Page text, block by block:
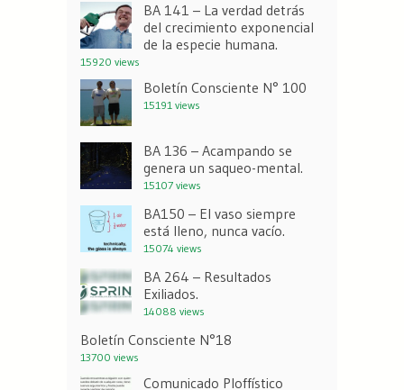
BA 141 – La verdad detrás
del crecimiento exponencial
de la especie humana.
15920 views
Boletín Consciente N° 100
15191 views
BA 136 – Acampando se
genera un saqueo-mental.
15107 views
BA150 – El vaso siempre
está lleno, nunca vacío.
15074 views
BA 264 – Resultados
Exiliados.
14088 views
Boletín Consciente N°18
13700 views
Comunicado Ploffístico